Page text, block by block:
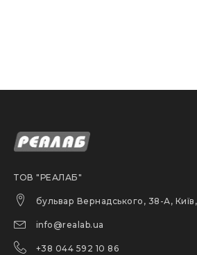
ТОВ "РЕАЛАБ"
бульвар Вернадського, 38-А,
info@realab.ua
+38 044 592 10 86